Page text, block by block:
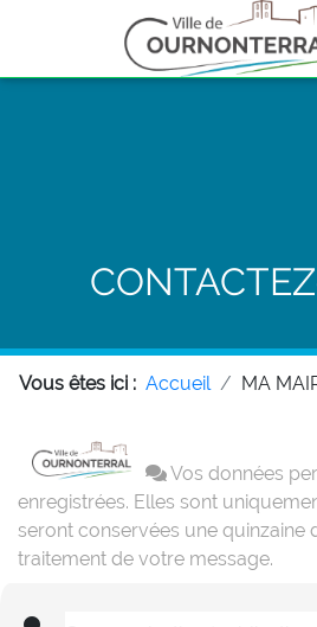
Vous êtes ici : Accueil MA
Vos données
enregistrées. Elles sont
seront conservées une quinzaine
traitement de votre message.